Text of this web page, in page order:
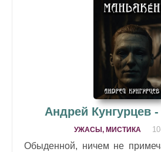
Андрей Кунгурцев
УЖАСЫ, МИСТИКА
Обыденной, ничем не